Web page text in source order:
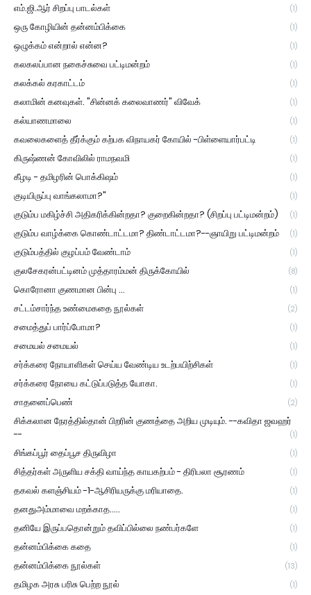
எம்.ஜி.ஆர் சிறப்பு பாடல்கள் (1)
ஒரு கோழியின் தன்னம்பிக்கை (1)
ஒழுக்கம் என்றால் என்ன? (1)
கலகலப்பான நகைச்சுவை பட்டிமன்றம் (1)
கலக்கல் கரகாட்டம் (1)
கலாமின் கனவுகள். "சின்னக் கலைவாணர்" விவேக் (1)
கல்யாணமாலை (1)
கவலைகளைத் தீர்க்கும் கற்பக விநாயகர் கோயில் -பிள்ளையார்பட்டி (1)
கிருஷ்ணன் கோவிலில் ராமநவமி (1)
கீழடி - தமிழரின் பொக்கிஷம் (1)
குடியிருப்பு வாங்கலாமா?" (1)
குடும்ப மகிழ்ச்சி அதிகரிக்கின்றதா? குறைகின்றதா? (சிறப்பு பட்டிமன்றம்) (1)
குடும்ப வாழ்க்கை கொண்டாட்டமா? திண்டாட்டமா?--ஞாயிறு பட்டிமன்றம் (1)
குடும்பத்தில் குழப்பம் வேண்டாம் (1)
குலசேகரன்பட்டினம் முத்தாரம்மன் திருக்கோயில் (8)
கொரோனா குணமான பின்பு ... (1)
சட்டம்சார்ந்த உண்மைகதை நூல்கள் (2)
சமைத்துப் பார்ப்போமா? (1)
சமையல் சமையல் (1)
சர்க்கரை நோயாளிகள் செய்ய வேண்டிய உடற்பயிற்சிகள் (1)
சர்க்கரை நோயை கட்டுப்படுத்த யோகா. (1)
சாதனைப்பெண் (2)
சிக்கலான நேரத்தில்தான் பிறரின் குணத்தை அறிய முடியும். --கவிதா ஜவஹர்
--
(1)
சிங்கப்பூர் தைப்பூச திருவிழா (1)
சித்தர்கள் அருளிய சக்தி வாய்ந்த காயகற்பம் - திரிபலா சூரணம் (1)
தகவல் களஞ்சியம் -1-ஆசிரியருக்கு மரியாதை. (1)
தனதுஅம்மாவை மறக்காத..... (1)
தனியே இருப்பதொன்றும் தவிப்பில்லை நண்பர்களே (1)
தன்னம்பிக்கை கதை (1)
தன்னம்பிக்கை நூல்கள் (13)
தமிழக அரசு பரிசு பெற்ற நூல் (1)